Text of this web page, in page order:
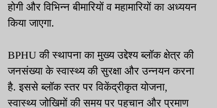
होगी और विभिन्न बीमारियों व महामारियों का अध्ययन
किया जाएगा.
BPHU की स्थापना का मुख्य उद्देश्य ब्लॉक क्षेत्र की
जनसंख्या के स्वास्थ्य की सुरक्षा और उन्नयन करना
है. इससे ब्लॉक स्तर पर विकेंद्रीकृत योजना,
स्वास्थ्य जोखिमों की समय पर पहचान और प्रमाण